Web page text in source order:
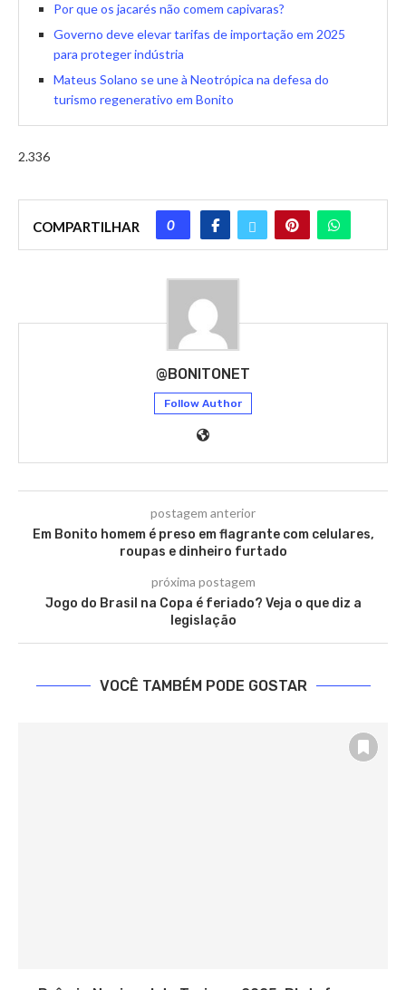
Por que os jacarés não comem capivaras?
Governo deve elevar tarifas de importação em 2025
para proteger indústria
Mateus Solano se une à Neotrópica na defesa do
turismo regenerativo em Bonito
2.336
COMPARTILHAR 0
@BONITONET
Follow Author
postagem anterior
Em Bonito homem é preso em flagrante com celulares,
roupas e dinheiro furtado
próxima postagem
Jogo do Brasil na Copa é feriado? Veja o que diz a
legislação
VOCÊ TAMBÉM PODE GOSTAR